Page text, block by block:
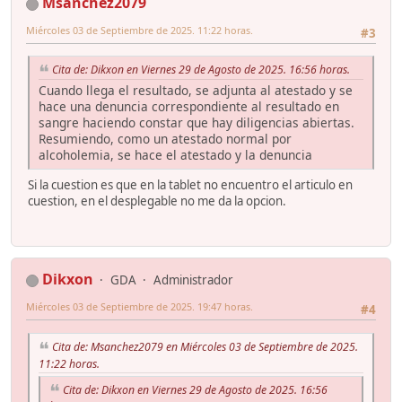
#3
Miércoles 03 de Septiembre de 2025. 11:22 horas.
Cita de: Dikxon en Viernes 29 de Agosto de 2025. 16:56 horas.
Cuando llega el resultado, se adjunta al atestado y se
hace una denuncia correspondiente al resultado en
sangre haciendo constar que hay diligencias abiertas.
Resumiendo, como un atestado normal por
alcoholemia, se hace el atestado y la denuncia
Si la cuestion es que en la tablet no encuentro el articulo en
cuestion, en el desplegable no me da la opcion.
Dikxon GDA
Administrador
#4
Miércoles 03 de Septiembre de 2025. 19:47 horas.
Cita de: Msanchez2079 en Miércoles 03 de Septiembre de 2025.
11:22 horas.
Cita de: Dikxon en Viernes 29 de Agosto de 2025. 16:56